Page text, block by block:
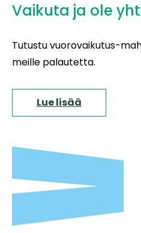
Vaikuta ja ole
Tutustu vuorovaikutus-
meille palautetta.
Lue lisää